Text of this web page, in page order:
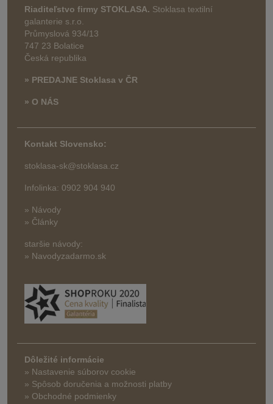
Riaditeľstvo firmy STOKLASA. Stoklasa textilní
galanterie s.r.o.
Průmyslová 934/13
747 23 Bolatice
Česká republika
» PREDAJNE Stoklasa v ČR
» O NÁS
Kontakt Slovensko:
stoklasa-sk@stoklasa.cz
Infolinka: 0902 904 940
» Návody
» Články
staršie návody:
» Navodyzadarmo.sk
Dôležité informácie
» Nastavenie súborov cookie
» Spôsob doručenia a možnosti platby
» Obchodné podmienky